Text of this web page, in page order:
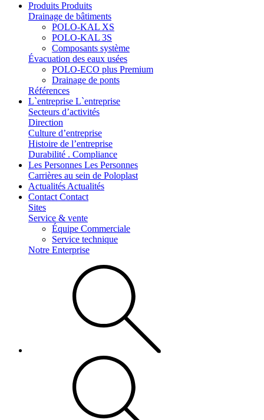
Produits Produits
Drainage de bâtiments
POLO-KAL XS
POLO-KAL 3S
Composants système
Évacuation des eaux usées
POLO-ECO plus Premium
Drainage de ponts
Références
L`entreprise L`entreprise
Secteurs d’activités
Direction
Culture d’entreprise
Histoire de l’entreprise
Durabilité . Compliance
Les Personnes Les Personnes
Carrières au sein de Poloplast
Actualités Actualités
Contact Contact
Sites
Service & vente
Équipe Commerciale
Service technique
Notre Enterprise